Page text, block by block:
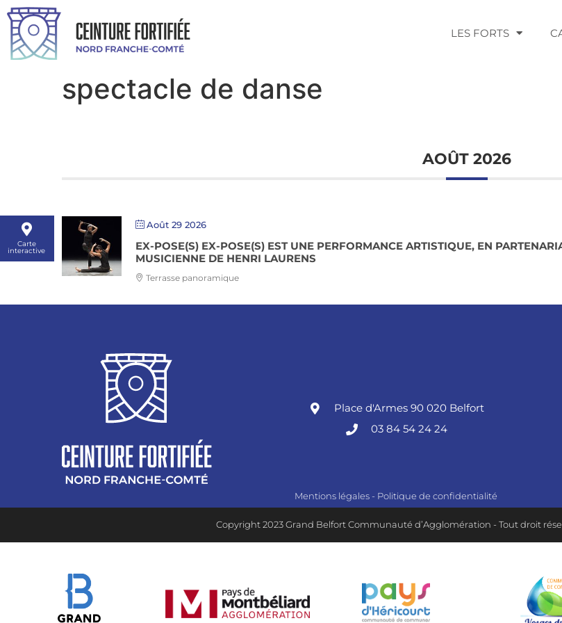
LES FORTS
Carte
interactive
spectacle de danse
AOÛT 2026
Août 29 2026
EX-POSE(S) EX-POSE(S) EST UNE PERFORMANCE ARTISTIQUE, EN
MUSICIENNE DE HENRI LAURENS
Terrasse panoramique
Place d'Armes 90 020 Belfort
03 84 54 24 24
Mentions légales - Politique de confidentialité
Copyright 2023 Grand Belfort Communauté d’Agglomération - Tout droit